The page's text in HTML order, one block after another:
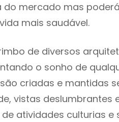
mercado mas
mais saudável.
de diversos
o sonho de
criadas e mantidas
vistas deslumbrantes
atividades culturias e